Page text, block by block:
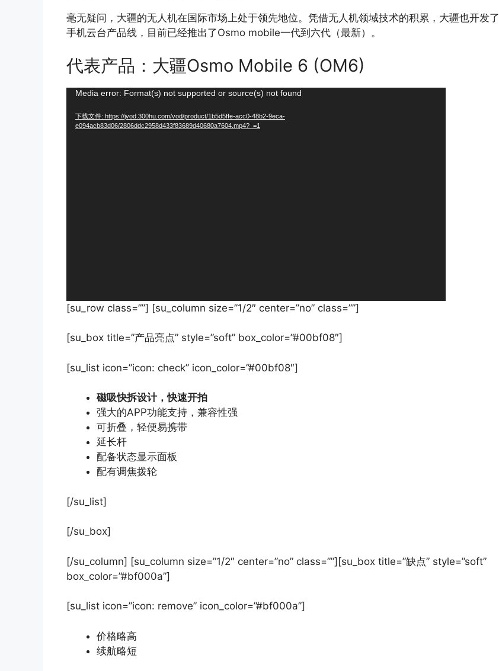
毫无疑问，大疆的无人机在国际市场上处于领先地位。凭借无人机领域技术的积累，大疆也开发了
手机云台产品线，目前已经推出了Osmo mobile一代到六代（最新）。
代表产品：大疆Osmo Mobile 6 (OM6)
播
Media error: Format(s) not supported or source(s) not found
下载文件: https://jvod.300hu.com/vod/product/1b5d5ffe-acc0-48b2-9eca-
e094acb83d06/2806ddc2958d433f83689d40680a7604.mp4?_=1
[su_row class=””] [su_column size=”1/2″ center=”no” class=””]
[su_box title=”产品亮点” style=”soft” box_color=”#00bf08″]
[su_list icon=”icon: check” icon_color=”#00bf08″]
磁吸快拆设计，快速开拍
强大的APP功能支持，兼容性强
可折叠，轻便易携带
延长杆
配备状态显示面板
配有调焦拨轮
[/su_list]
[/su_box]
[/su_column] [su_column size=”1/2″ center=”no” class=””][su_box title=”缺点” style=”soft”
box_color=”#bf000a”]
[su_list icon=”icon: remove” icon_color=”#bf000a”]
价格略高
续航略短